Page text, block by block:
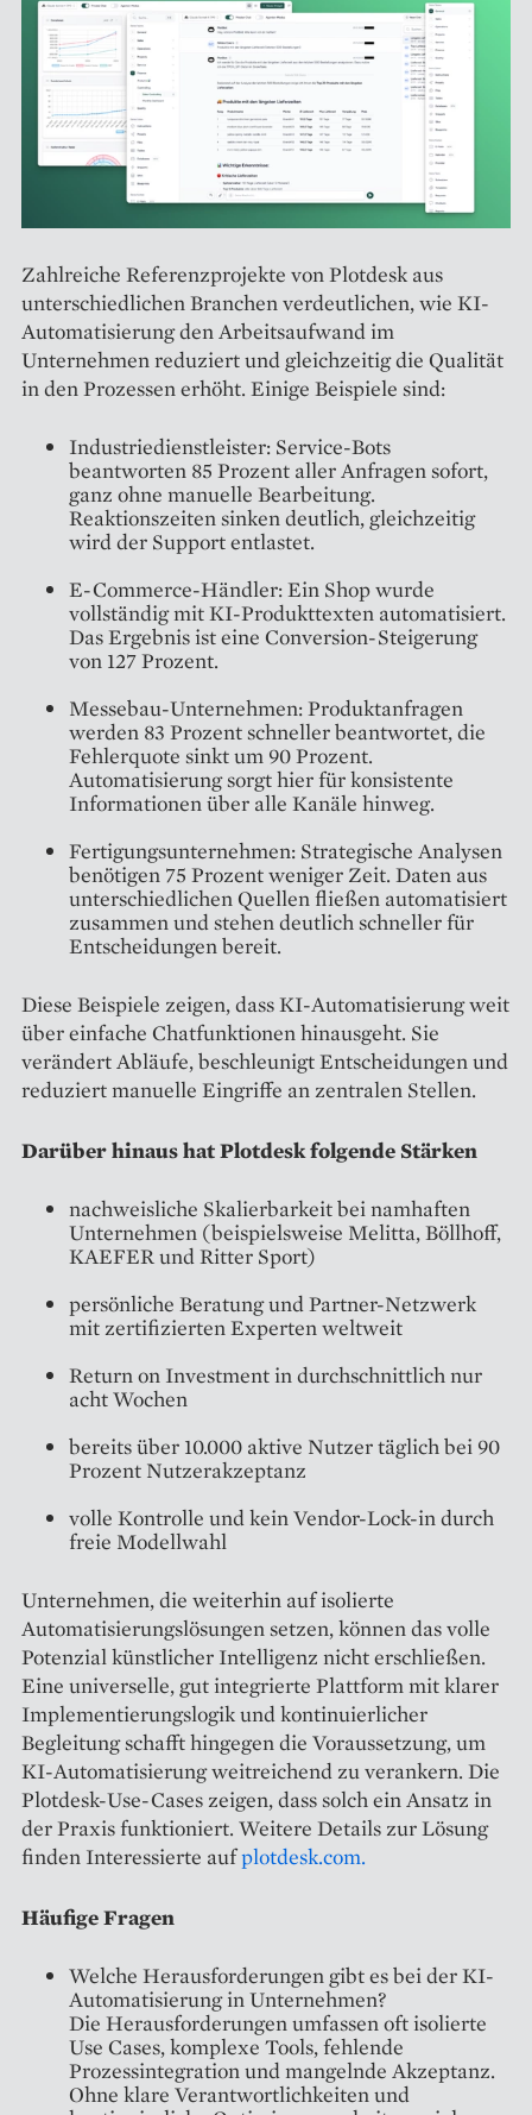
Zahlreiche Referenzprojekte von Plotdesk aus
unterschiedlichen Branchen verdeutlichen, wie KI-
Automatisierung den Arbeitsaufwand im
Unternehmen reduziert und gleichzeitig die Qualität
in den Prozessen erhöht. Einige Beispiele sind:
Industriedienstleister: Service-Bots
beantworten 85 Prozent aller Anfragen sofort,
ganz ohne manuelle Bearbeitung.
Reaktionszeiten sinken deutlich, gleichzeitig
wird der Support entlastet.
E-Commerce-Händler: Ein Shop wurde
vollständig mit KI-Produkttexten automatisiert.
Das Ergebnis ist eine Conversion-Steigerung
von 127 Prozent.
Messebau-Unternehmen: Produktanfragen
werden 83 Prozent schneller beantwortet, die
Fehlerquote sinkt um 90 Prozent.
Automatisierung sorgt hier für konsistente
Informationen über alle Kanäle hinweg.
Fertigungsunternehmen: Strategische Analysen
benötigen 75 Prozent weniger Zeit. Daten aus
unterschiedlichen Quellen fließen automatisiert
zusammen und stehen deutlich schneller für
Entscheidungen bereit.
Diese Beispiele zeigen, dass KI-Automatisierung weit
über einfache Chatfunktionen hinausgeht. Sie
verändert Abläufe, beschleunigt Entscheidungen und
reduziert manuelle Eingriffe an zentralen Stellen.
Darüber hinaus hat Plotdesk folgende Stärken
nachweisliche Skalierbarkeit bei namhaften
Unternehmen (beispielsweise Melitta, Böllhoff,
KAEFER und Ritter Sport)
persönliche Beratung und Partner-Netzwerk
mit zertifizierten Experten weltweit
Return on Investment in durchschnittlich nur
acht Wochen
bereits über 10.000 aktive Nutzer täglich bei 90
Prozent Nutzerakzeptanz
volle Kontrolle und kein Vendor-Lock-in durch
freie Modellwahl
Unternehmen, die weiterhin auf isolierte
Automatisierungslösungen setzen, können das volle
Potenzial künstlicher Intelligenz nicht erschließen.
Eine universelle, gut integrierte Plattform mit klarer
Implementierungslogik und kontinuierlicher
Begleitung schafft hingegen die Voraussetzung, um
KI-Automatisierung weitreichend zu verankern. Die
Plotdesk-Use-Cases zeigen, dass solch ein Ansatz in
der Praxis funktioniert. Weitere Details zur Lösung
finden Interessierte aufplotdesk.com.
Häufige Fragen
Welche Herausforderungen gibt es bei der KI-
Automatisierung in Unternehmen?
Die Herausforderungen umfassen oft isolierte
Use Cases, komplexe Tools, fehlende
Prozessintegration und mangelnde Akzeptanz.
Ohne klare Verantwortlichkeiten und